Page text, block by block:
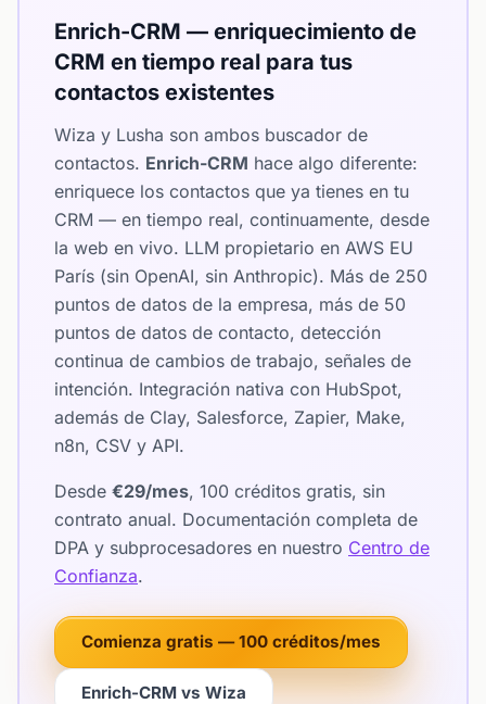
Enrich-CRM — enriquecimiento de
CRM en tiempo real para tus
contactos existentes
Wiza y Lusha son ambos buscador de
contactos. Enrich-CRM hace algo diferente:
enriquece los contactos que ya tienes en tu
CRM — en tiempo real, continuamente, desde
la web en vivo. LLM propietario en AWS EU
París (sin OpenAI, sin Anthropic). Más de 250
puntos de datos de la empresa, más de 50
puntos de datos de contacto, detección
continua de cambios de trabajo, señales de
intención. Integración nativa con HubSpot,
además de Clay, Salesforce, Zapier, Make,
n8n, CSV y API.
Desde €29/mes, 100 créditos gratis, sin
contrato anual. Documentación completa de
DPA y subprocesadores en nuestro Centro de
Confianza.
Comienza gratis — 100 créditos/mes
Enrich-CRM vs Wiza